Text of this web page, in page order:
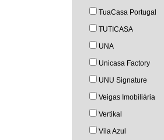
TuaCasa Portugal
TUTICASA
UNA
Unicasa Factory
UNU Signature
Veigas Imobiliária
Vertikal
Vila Azul